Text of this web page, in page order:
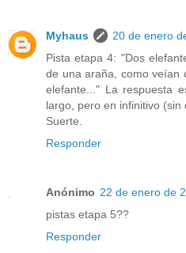
Myhaus
20 de enero
Pista etapa 4: "Dos
de una araña, como veían
elefante..." La respuesta
largo, pero en infinitivo (sin
Suerte.
Responder
Anónimo 22 de enero de
pistas etapa 5??
Responder